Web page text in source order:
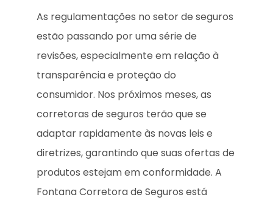
As regulamentações no setor de seguros
estão passando por uma série de
revisões, especialmente em relação à
transparência e proteção do
consumidor. Nos próximos meses, as
corretoras de seguros terão que se
adaptar rapidamente às novas leis e
diretrizes, garantindo que suas ofertas de
produtos estejam em conformidade. A
Fontana Corretora de Seguros está